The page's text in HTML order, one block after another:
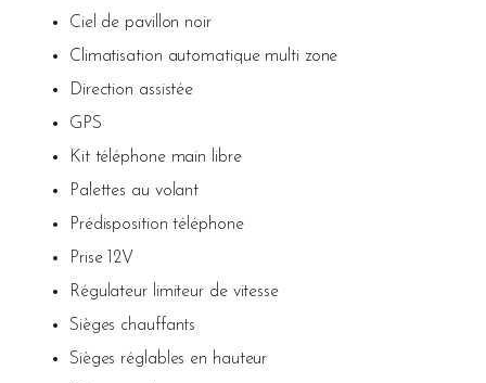
Ciel de pavillon noir
Climatisation automatique multi zone
Direction assistée
GPS
Kit téléphone main libre
Palettes au volant
Prédisposition téléphone
Prise 12V
Régulateur limiteur de vitesse
Sièges chauffants
Sièges réglables en hauteur